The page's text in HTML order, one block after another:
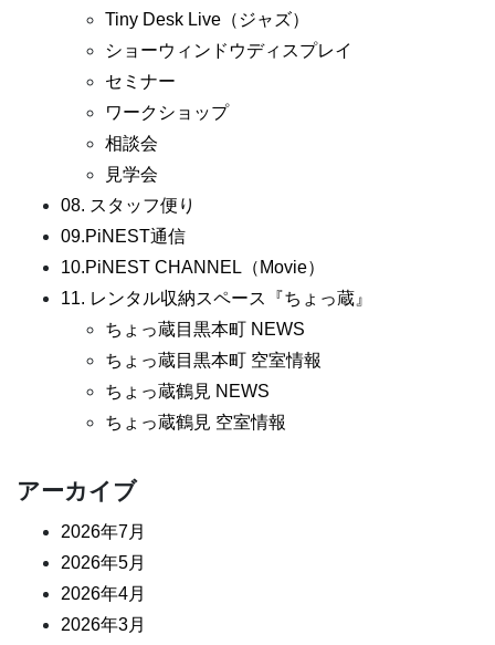
Tiny Desk Live（ジャズ）
ショーウィンドウディスプレイ
セミナー
ワークショップ
相談会
見学会
08. スタッフ便り
09.PiNEST通信
10.PiNEST CHANNEL（Movie）
11. レンタル収納スペース『ちょっ蔵』
ちょっ蔵目黒本町 NEWS
ちょっ蔵目黒本町 空室情報
ちょっ蔵鶴見 NEWS
ちょっ蔵鶴見 空室情報
アーカイブ
2026年7月
2026年5月
2026年4月
2026年3月